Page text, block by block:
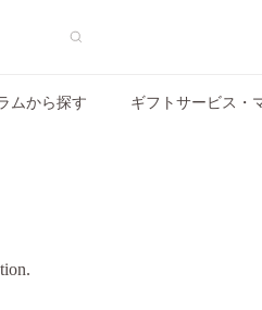
ムから探す ギフトサービス・